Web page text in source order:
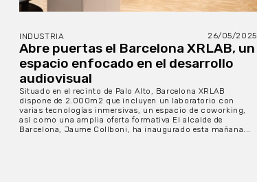
INDUSTRIA 26/05/2025
Abre puertas el Barcelona XRLAB, un
espacio enfocado en el desarrollo
audiovisual
Situado en el recinto de Palo Alto, Barcelona XRLAB
dispone de 2.000m2 que incluyen un laboratorio con
varias tecnologías inmersivas, un espacio de coworking,
así como una amplia oferta formativa El alcalde de
Barcelona, Jaume Collboni, ha inaugurado esta mañana...